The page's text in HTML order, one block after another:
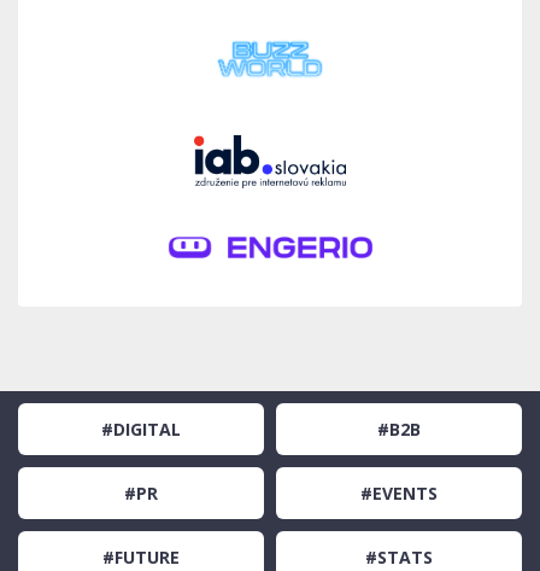
#DIGITAL #B2B
#PR #EVENTS
#FUTURE #STATS